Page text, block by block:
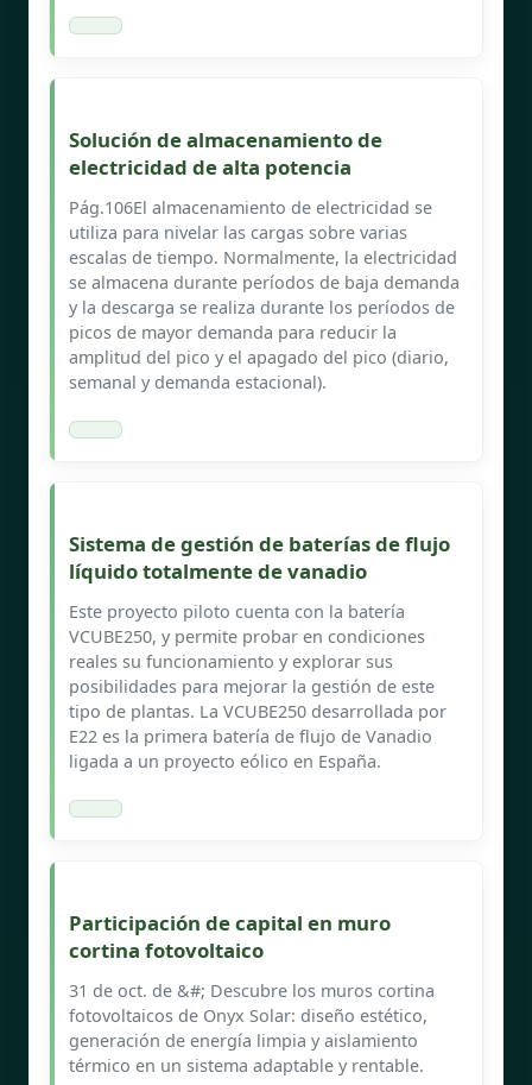
Solución de almacenamiento de
electricidad de alta potencia
Pág.106El almacenamiento de electricidad se
utiliza para nivelar las cargas sobre varias
escalas de tiempo. Normalmente, la electricidad
se almacena durante períodos de baja demanda
y la descarga se realiza durante los períodos de
picos de mayor demanda para reducir la
amplitud del pico y el apagado del pico (diario,
semanal y demanda estacional).
Sistema de gestión de baterías de flujo
líquido totalmente de vanadio
Este proyecto piloto cuenta con la batería
VCUBE250, y permite probar en condiciones
reales su funcionamiento y explorar sus
posibilidades para mejorar la gestión de este
tipo de plantas. La VCUBE250 desarrollada por
E22 es la primera batería de flujo de Vanadio
ligada a un proyecto eólico en España.
Participación de capital en muro
cortina fotovoltaico
31 de oct. de &#; Descubre los muros cortina
fotovoltaicos de Onyx Solar: diseño estético,
generación de energía limpia y aislamiento
térmico en un sistema adaptable y rentable.